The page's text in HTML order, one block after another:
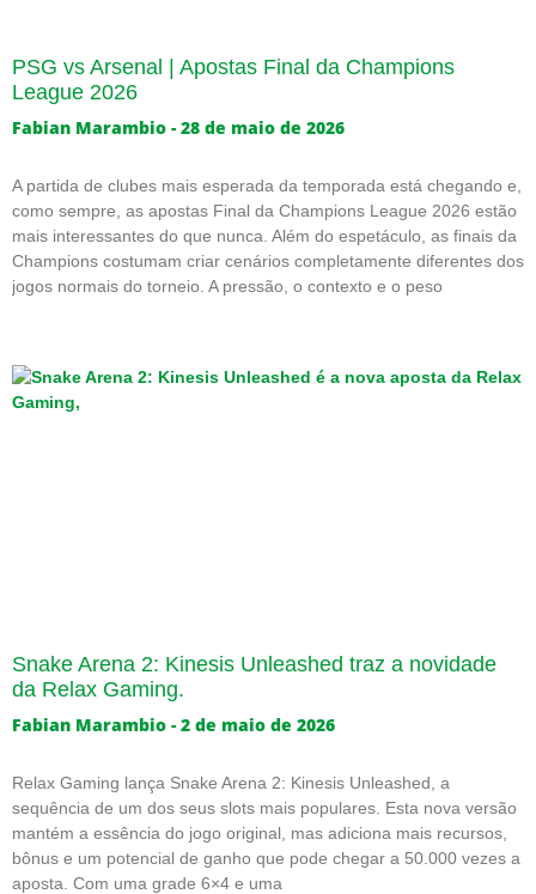
PSG vs Arsenal | Apostas Final da Champions
League 2026
Fabian Marambio 28 de maio de 2026
A partida de clubes mais esperada da temporada está chegando e,
como sempre, as apostas Final da Champions League 2026 estão
mais interessantes do que nunca. Além do espetáculo, as finais da
Champions costumam criar cenários completamente diferentes dos
jogos normais do torneio. A pressão, o contexto e o peso
Snake Arena 2: Kinesis Unleashed traz a novidade
da Relax Gaming.
Fabian Marambio 2 de maio de 2026
Relax Gaming lança Snake Arena 2: Kinesis Unleashed, a
sequência de um dos seus slots mais populares. Esta nova versão
mantém a essência do jogo original, mas adiciona mais recursos,
bônus e um potencial de ganho que pode chegar a 50.000 vezes a
aposta. Com uma grade 6×4 e uma